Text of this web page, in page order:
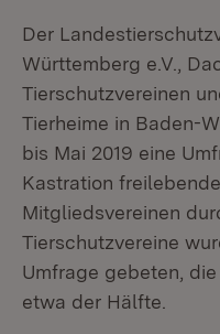
Der
Württemberg e.V.,
Tierschutzvereinen
Tierheime in Baden-
bis Mai 2019 eine
Kastration
Mitgliedsvereinen
Tierschutzvereine
Umfrage gebeten,
etwa der Hälfte.